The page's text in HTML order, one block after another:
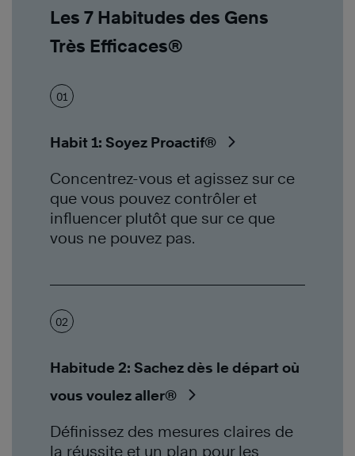
Les 7 Habitudes des Gens
Très Efficaces®
01
Habit 1: Soyez Proactif®
Concentrez-vous et agissez sur ce
que vous pouvez contrôler et
influencer plutôt que sur ce que
vous ne pouvez pas.
02
Habitude 2: Sachez dès le départ où
vous voulez aller®
Définissez des mesures claires de
la réussite et un plan pour les